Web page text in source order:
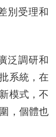
別受理和
泛調研和
系統，在
模式，不
，個體也